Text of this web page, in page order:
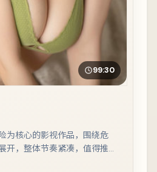
99:30
为核心的影视作品，围绕危
开，整体节奏紧凑，值得推荐